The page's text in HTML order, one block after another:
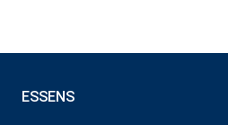
ESSENS